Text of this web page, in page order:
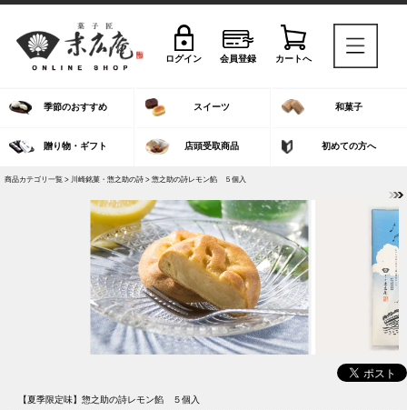
ログイン 会員登録 カートへ
季節のおすすめ スイーツ 和菓子
贈り物・ギフト 店頭受取商品 初めての方へ
商品カテゴリ一覧 > 川崎銘菓・惣之助の詩 > 惣之助の詩レモン餡 ５個入
【夏季限定味】 惣之助の詩レモン餡 ５個入